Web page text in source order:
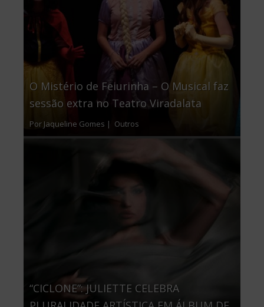
O Mistério de Feiurinha – O Musical faz
sessão extra no Teatro Viradalata
Por Jaqueline Gomes | Outros
“CICLONE”: JULIETTE CELEBRA